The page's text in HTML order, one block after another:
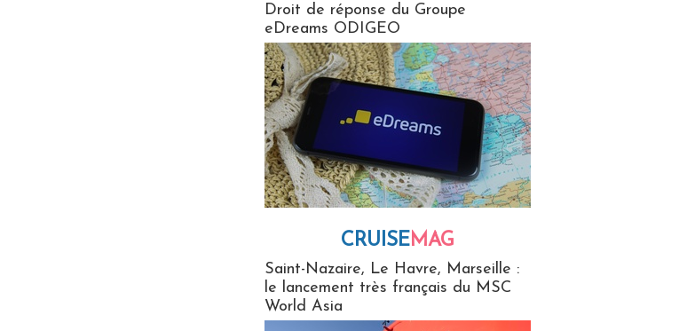
Droit de réponse du Groupe
eDreams ODIGEO
CRUISEMAG
Saint-Nazaire, Le Havre, Marseille :
le lancement très français du MSC
World Asia